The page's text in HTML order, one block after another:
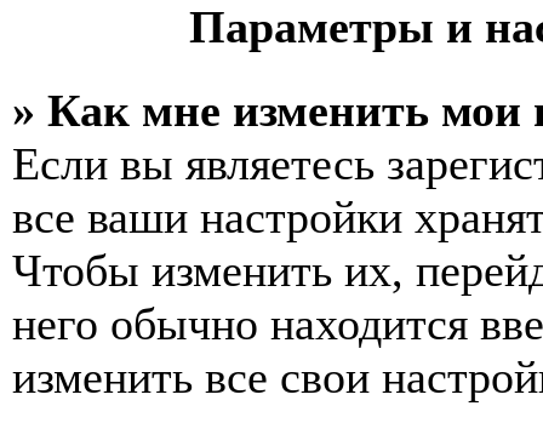
Параметры и
» Как мне изменить мои
Если вы являетесь
все ваши настройки
Чтобы изменить их,
него обычно находится
изменить все свои